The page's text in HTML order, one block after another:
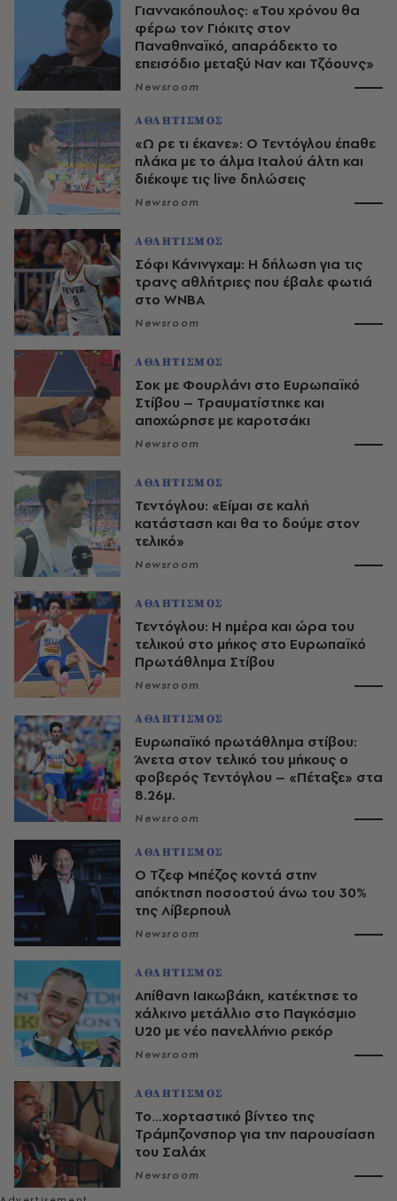
Γιαννακόπουλος: «Του χρόνου θα
φέρω τον Γιόκιτς στον
Παναθηναϊκό, απαράδεκτο το
επεισόδιο μεταξύ Ναν και Τζόουνς»
Newsroom
ΑΘΛΗΤΙΣΜΟΣ
«Ω ρε τι έκανε»: Ο Τεντόγλου έπαθε
πλάκα με το άλμα Ιταλού άλτη και
διέκοψε τις live δηλώσεις
Newsroom
ΑΘΛΗΤΙΣΜΟΣ
Σόφι Κάνινγχαμ: Η δήλωση για τις
τρανς αθλήτριες που έβαλε φωτιά
στo WNBA
Newsroom
ΑΘΛΗΤΙΣΜΟΣ
Σοκ με Φουρλάνι στο Ευρωπαϊκό
Στίβου – Τραυματίστηκε και
αποχώρησε με καροτσάκι
Newsroom
ΑΘΛΗΤΙΣΜΟΣ
Τεντόγλου: «Είμαι σε καλή
κατάσταση και θα το δούμε στον
τελικό»
Newsroom
ΑΘΛΗΤΙΣΜΟΣ
Τεντόγλου: Η ημέρα και ώρα του
τελικού στο μήκος στο Ευρωπαϊκό
Πρωτάθλημα Στίβου
Newsroom
ΑΘΛΗΤΙΣΜΟΣ
Ευρωπαϊκό πρωτάθλημα στίβου:
Άνετα στον τελικό του μήκους ο
φοβερός Τεντόγλου – «Πέταξε» στα
8.26μ.
Newsroom
ΑΘΛΗΤΙΣΜΟΣ
O Τζεφ Μπέζος κοντά στην
απόκτηση ποσοστού άνω του 30%
της Λίβερπουλ
Newsroom
ΑΘΛΗΤΙΣΜΟΣ
Απίθανη Ιακωβάκη, κατέκτησε το
χάλκινο μετάλλιο στο Παγκόσμιο
U20 με νέο πανελλήνιο ρεκόρ
Newsroom
ΑΘΛΗΤΙΣΜΟΣ
Το…χορταστικό βίντεο της
Τράμπζονσπορ για την παρουσίαση
του Σαλάχ
Newsroom